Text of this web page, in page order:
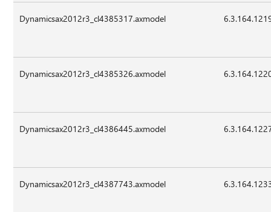
Dynamicsax2012r3_cl4385317.axmodel
Dynamicsax2012r3_cl4385326.axmodel
Dynamicsax2012r3_cl4386445.axmodel
Dynamicsax2012r3_cl4387743.axmodel